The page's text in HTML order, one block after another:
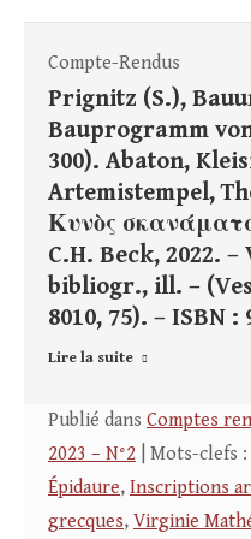
Compte-Rendus
Prignitz (S.),
Bauprogramm
300). Abaton,
Artemistempel,
Κυνὸς
C.H. Beck, 2022.
bibliogr., ill. –
8010, 75). – ISBN :
Lire la suite
Publié dans Comptes
2023 – N°2 | Mots-clefs :
Épidaure, Inscriptions
grecques, Virginie